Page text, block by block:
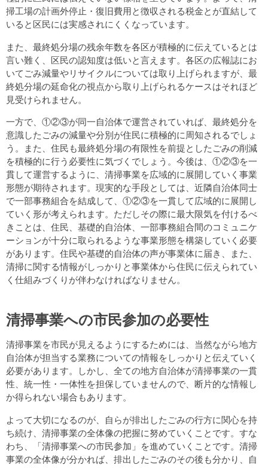
掃工場の計画外停止・復旧費用と徴収される税金とが直結して
いると区民には実感されにくくなっています。
また、最終処分場の残余年数を各区が積極的に伝えているとは
言い難く、区民の認知度は低いと言えます。各区の広報誌にお
いてごみ減量やリサイクルについては取り上げられますが、最
終処分場の延命化の視点から取り上げられるケースはそれほど
見受けられません。
一方で、①②③が同一自治体で運営されていれば、最終処分を
意識したごみの減量や分別が住民に積極的に周知されるでしょ
う。また、住民も最終処分場の有限性を前提としたごみの削減
を積極的に行う必要性に気づくでしょう。今後は、①②③を一
貫して運営するように、清掃事業を広域的に展開していく事業
形態が期待されます。現実的な手段としては、近隣自治体同士
で一部事務組合を結成して、①②③を一貫して広域的に展開し
ていく形が考えられます。ただしその際に最大限気を付けるべ
きことは、住民、基礎的自治体、一部事務組合間のコミュニケ
ーションが十分に取られるような事業形態を構築していく必要
があります。住民や基礎的自治体の声が事業体に届き、また、
清掃に関する情報がしっかりと事業体から住民に伝えられてい
く仕組みづくりが伴わなければなりません。
清掃事業への市民参加の必要性
清掃事業を市民が見えるようにするためには、当然ながら地方
自治体が担当する業務についての情報をしっかりと伝えていく
必要があります。しかし、全ての地方自治体が清掃事業の一貫
性、統一性・一体性を担保していませんので、断片的な情報し
か得られない場合もあります。
よって大切になるのが、自らが排出したごみの行方に関心を持
ち続け、清掃事業の全体像の把握に努めていくことです。すな
わち、「清掃事業への市民参加」を進めていくことです。清掃
事業の全体像が分かれば、排出したごみのその後も分かり、自